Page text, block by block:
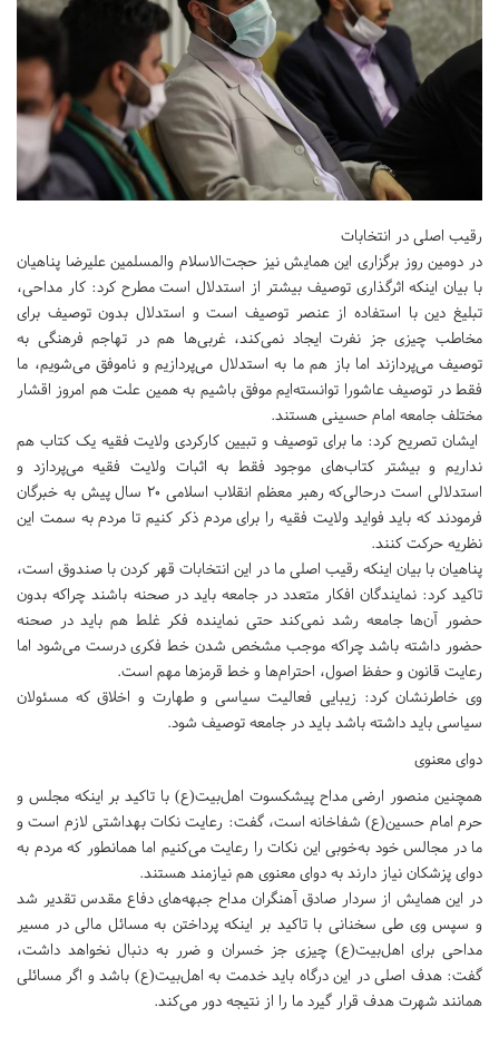
رقیب اصلی در انتخابات
در دومین روز برگزاری این همایش نیز حجت‌الاسلام والمسلمین علیرضا پناهیان
با بیان اینکه اثرگذاری توصیف بیشتر از استدلال است مطرح کرد: کار مداحی،
تبلیغ دین با استفاده از عنصر توصیف است و استدلال بدون توصیف برای
مخاطب چیزی جز نفرت ایجاد نمی‌کند، غربی‌ها هم در تهاجم فرهنگی به
توصیف می‌پردازند اما باز هم ما به استدلال می‌پردازیم و ناموفق می‌شویم، ما
فقط در توصیف عاشورا توانسته‌ایم موفق باشیم به همین علت هم امروز اقشار
مختلف جامعه امام حسینی هستند.
ایشان تصریح کرد: ما برای توصیف و تبیین کارکردی ولایت فقیه یک کتاب هم
نداریم و بیشتر کتاب‌های موجود فقط به اثبات ولایت فقیه می‌پردازد و
استدلالی است درحالی‌که رهبر معظم انقلاب اسلامی 20 سال پیش به خبرگان
فرمودند که باید فواید ولایت فقیه را برای مردم ذکر کنیم تا مردم به سمت این
نظریه حرکت کنند.
پناهیان با بیان اینکه رقیب اصلی ما در این انتخابات قهر کردن با صندوق است،
تاکید کرد: نمایندگان افکار متعدد در جامعه باید در صحنه باشند چراکه بدون
حضور آن‌ها جامعه رشد نمی‌کند حتی نماینده فکر غلط هم باید در صحنه
حضور داشته باشد چراکه موجب مشخص شدن خط فکری درست می‌شود اما
رعایت قانون و حفظ اصول، احترام‌ها و خط قرمزها مهم است.
وی خاطرنشان کرد: زیبایی فعالیت سیاسی و طهارت و اخلاق که مسئولان
سیاسی باید داشته باشد باید در جامعه توصیف شود.
دوای معنوی
همچنین منصور ارضی مداح پیشکسوت اهل‌بیت(ع) با تاکید بر اینکه مجلس و
حرم امام حسین(ع) شفاخانه است، گفت: رعایت نکات بهداشتی لازم است و
ما در مجالس خود به‌خوبی این نکات را رعایت می‌کنیم اما همانطور که مردم به
دوای پزشکان نیاز دارند به دوای معنوی هم نیازمند هستند.
در این همایش از سردار صادق آهنگران مداح جبهه‌های دفاع مقدس تقدیر شد
و سپس وی طی سخنانی با تاکید بر اینکه پرداختن به مسائل مالی در مسیر
مداحی برای اهل‌بیت(ع) چیزی جز خسران و ضرر به دنبال نخواهد داشت،
گفت: هدف اصلی در این درگاه باید خدمت به اهل‌بیت(ع) باشد و اگر مسائلی
همانند شهرت هدف قرار گیرد ما را از نتیجه دور می‌کند.